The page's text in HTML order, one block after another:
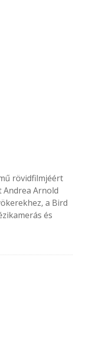
rövidfilmjéért
Andrea Arnold
a Bird
és